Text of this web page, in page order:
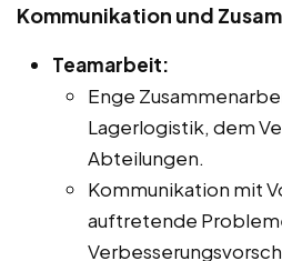
Kommunikation und
Teamarbeit:
Enge
Lagerlogistik, dem
Abteilungen.
Kommunikation mit
auftretende